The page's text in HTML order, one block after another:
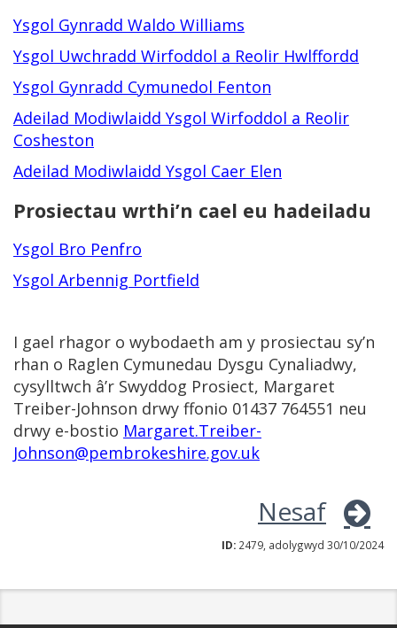
Ysgol Gynradd Waldo Williams
Ysgol Uwchradd Wirfoddol a Reolir Hwlffordd
Ysgol Gynradd Cymunedol Fenton
Adeilad Modiwlaidd Ysgol Wirfoddol a Reolir
Cosheston
Adeilad Modiwlaidd Ysgol Caer Elen
Prosiectau wrthi’n cael eu hadeiladu
Ysgol Bro Penfro
Ysgol Arbennig Portfield
I gael rhagor o wybodaeth am y prosiectau sy’n
rhan o Raglen Cymunedau Dysgu Cynaliadwy,
cysylltwch â’r Swyddog Prosiect, Margaret
Treiber-Johnson drwy ffonio 01437 764551 neu
drwy e-bostio Margaret.Treiber-
Johnson@pembrokeshire.gov.uk
Nesaf
ID: 2479, adolygwyd 30/10/2024